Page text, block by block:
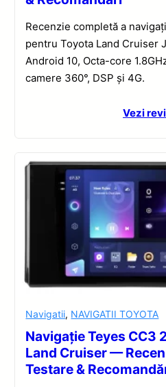
Recenzie completă a
pentru Toyota Land Cruiser
Android 10, Octa-core
camere 360°, DSP și 4G.
Vezi
Navigatii, NAVIGATII TOYOTA
Navigație Teyes CC3
Land Cruiser —
Testare &